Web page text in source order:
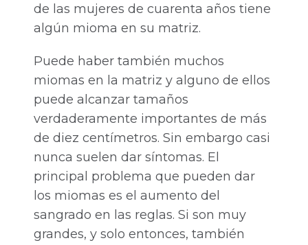
de las mujeres de cuarenta años tiene
algún mioma en su matriz.
Puede haber también muchos
miomas en la matriz y alguno de ellos
puede alcanzar tamaños
verdaderamente importantes de más
de diez centímetros. Sin embargo casi
nunca suelen dar síntomas. El
principal problema que pueden dar
los miomas es el aumento del
sangrado en las reglas. Si son muy
grandes, y solo entonces, también